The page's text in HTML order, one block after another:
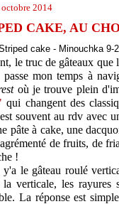
octobre 2014
CAKE, AU
le truc de gâteaux
mon temps à
où je trouve plein
qui changent des
souvent au rdv avec
pâte à cake, une
de fruits, de
!
le gâteau roulé
verticale, les rayures
La réponse est